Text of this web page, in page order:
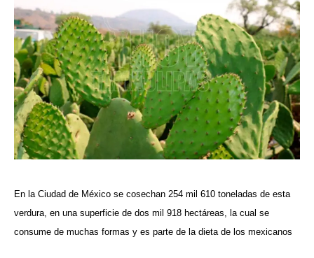
En la Ciudad de México se cosechan 254 mil 610 toneladas de esta
verdura, en una superficie de dos mil 918 hectáreas, la cual se
consume de muchas formas y es parte de la dieta de los mexicanos